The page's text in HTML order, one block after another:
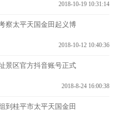
2018-10-19 10:31:14
察太平天国金田起义博
2018-10-12 10:40:36
景区官方抖音账号正式
2018-8-24 16:00:38
到桂平市太平天国金田